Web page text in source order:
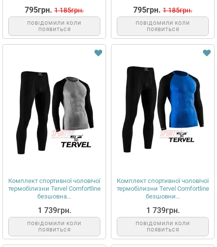
795грн. 1 185грн.
ПОВІДОМИЛИ КОЛИ
ПОЯВИТЬСЯ
795грн. 1 185грн.
ПОВІДОМИЛИ КОЛИ
ПОЯВИТЬСЯ
Комплект спортивної чоловічої
термобілизни Tervel Comfortline
безшовна...
1 739грн.
ПОВІДОМИЛИ КОЛИ
ПОЯВИТЬСЯ
Комплект спортивної чоловічої
термобілизни Tervel Comfortline
безшовни...
1 739грн.
ПОВІДОМИЛИ КОЛИ
ПОЯВИТЬСЯ